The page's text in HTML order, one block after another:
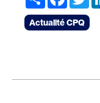
Actualité CPQ